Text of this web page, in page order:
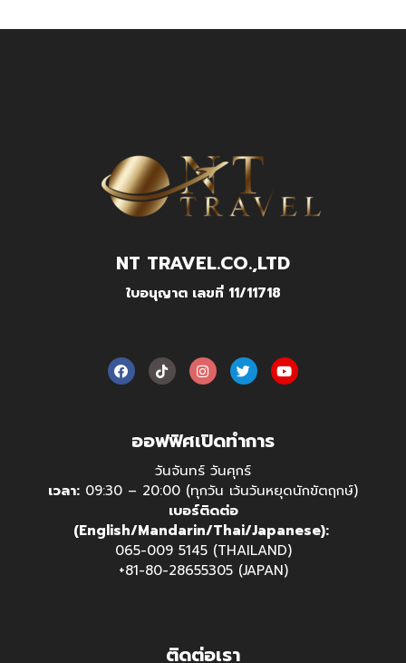
NT TRAVEL.CO.,LTD
ใบอนุญาต เลขที่ 11/11718
ออฟฟิศเปิดทำการ
วันจันทร์ วันศุกร์
เวลา: 09:30 – 20:00 (ทุกวัน เว้นวันหยุดนักขัตฤกษ์)
เบอร์ติดต่อ
(English/Mandarin/Thai/Japanese):
065-009 5145 (THAILAND)
+81-80-28655305 (JAPAN)
ติดต่อเรา